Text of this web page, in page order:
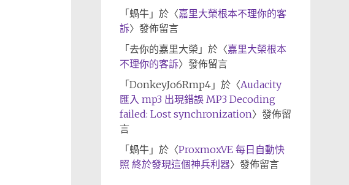
「 蝸牛」於〈嘉里大榮根本不理你的客
訴〉發佈留言
「 去你的嘉里大榮 」於〈嘉里大榮根本
不理你的客訴〉發佈留言
「 DonkeyJo6Rmp4」於〈Audacity
匯入 mp3 出現錯誤 MP3 Decoding
failed: Lost synchronization〉發佈留
言
「 蝸牛」於〈ProxmoxVE 每日自動快
照 終於發現這個神兵利器〉發佈留言